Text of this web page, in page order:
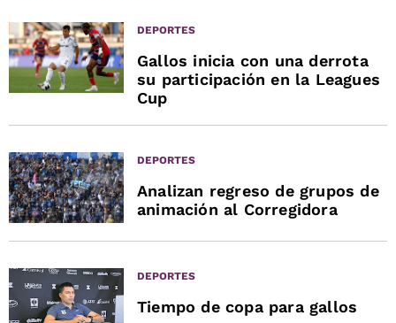
DEPORTES
Gallos inicia con una derrota
su participación en la Leagues
Cup
DEPORTES
Analizan regreso de grupos de
animación al Corregidora
DEPORTES
Tiempo de copa para gallos